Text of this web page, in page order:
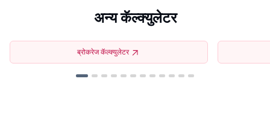
अन्य कॅल्क्युलेटर
ब्रोकरेज कॅल्क्युलेटर